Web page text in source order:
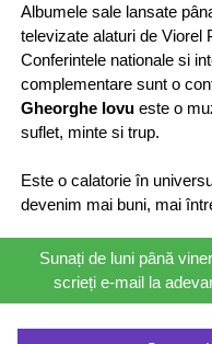
Albumele sale lansate
televizate alaturi de Viorel
Conferintele nationale si
complementare sunt o
Gheorghe Iovu este o
suflet, minte si trup.
Este o calatorie în
devenim mai buni, mai
Sunați de luni până
scrieți e-mail la